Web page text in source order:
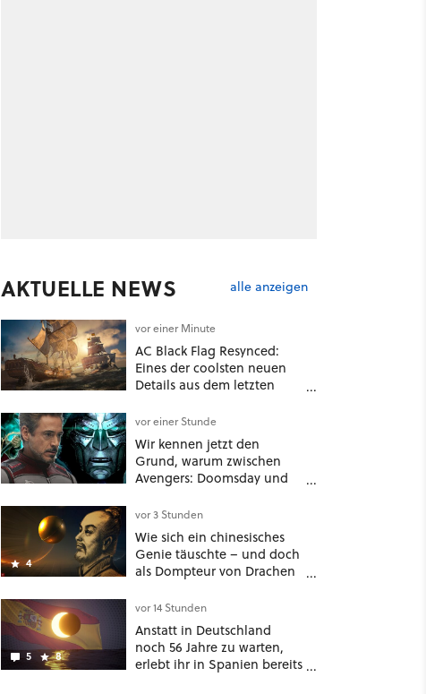
AKTUELLE NEWS alle anzeigen
vor einer Minute
AC Black Flag Resynced:
Eines der coolsten neuen
Details aus dem letzten
den Patch Notes
vor einer Stunde
Wir kennen jetzt den
Grund, warum zwischen
Avengers: Doomsday und
Marvel-Film erscheint
4
vor 3 Stunden
Wie sich ein chinesisches
Genie täuschte – und doch
als Dompteur von Drachen
behält [Best of GameStar]
5 8
vor 14 Stunden
Anstatt in Deutschland
noch 56 Jahre zu warten,
erlebt ihr in Spanien bereits